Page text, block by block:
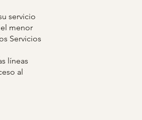
servicio
menor
Servicios
líneas
al